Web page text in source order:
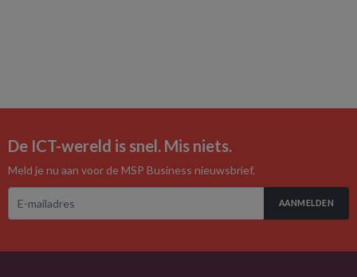
De ICT-wereld is snel. Mis niets.
Meld je nu aan voor de MSP Business nieuwsbrief.
AANMELDEN